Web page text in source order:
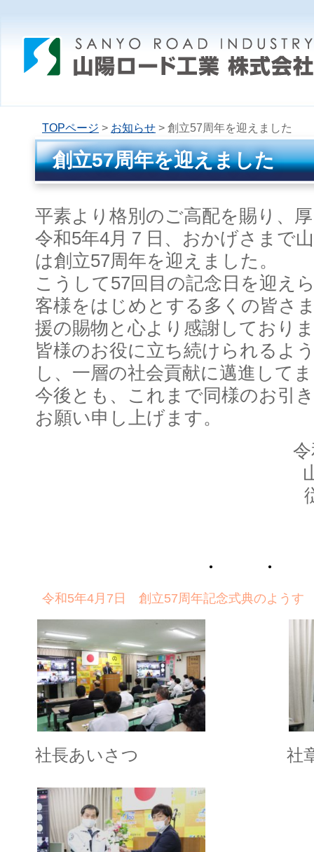
TOPページ > お知らせ > 創立57周年を迎えました
創立57周年を迎えました
平素より格別のご高配を賜り、
令和5年4月７日、おかげさまで
は創立57周年を迎えました。
こうして57回目の記念日を迎え
客様をはじめとする多くの皆さ
援の賜物と心より感謝しており
皆様のお役に立ち続けられるよ
し、一層の社会貢献に邁進して
今後とも、これまで同様のお引
お願い申し上げます。
令和5年4月7日 創立57周年記念式典のようす
社長あいさつ 社